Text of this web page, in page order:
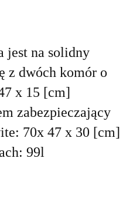
jest na solidny
z dwóch komór o
x 15 [cm]
zabezpieczający
70x 47 x 30 [cm]
99l